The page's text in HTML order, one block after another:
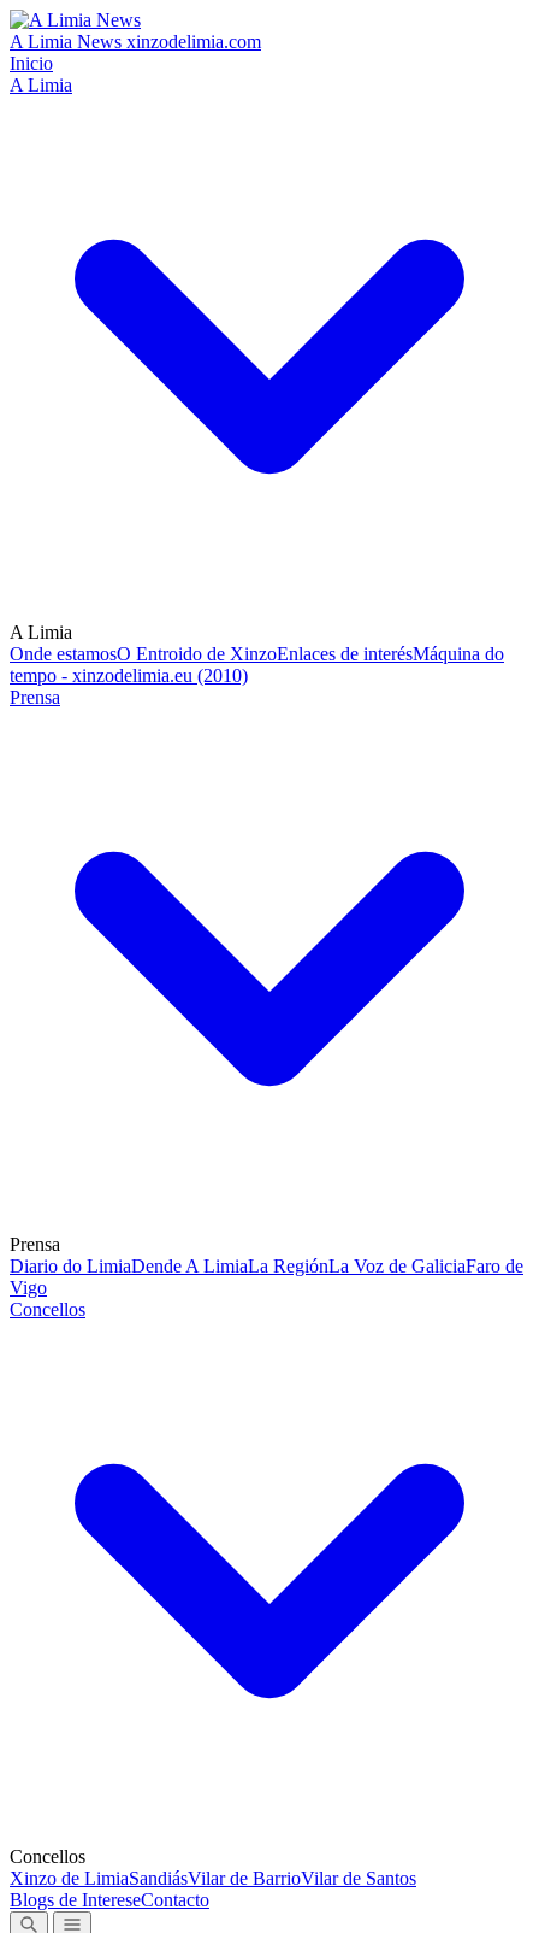
A Limia News xinzodelimia.com
Inicio
A Limia
A Limia
Onde estamosO Entroido de XinzoEnlaces de interésMáquina do
tempo - xinzodelimia.eu (2010)
Prensa
Prensa
Diario do LimiaDende A LimiaLa RegiónLa Voz de GaliciaFaro de
Vigo
Concellos
Concellos
Xinzo de LimiaSandiásVilar de BarrioVilar de Santos
Blogs de IntereseContacto